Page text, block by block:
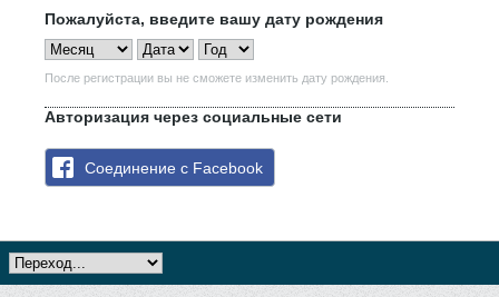
Пожалуйста, введите вашу дату рождения
После регистрации вы не сможете изменить дату рождения.
Авторизация через социальные сети
Соединение с Facebook